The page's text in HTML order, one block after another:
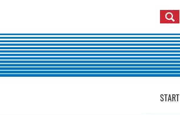
START